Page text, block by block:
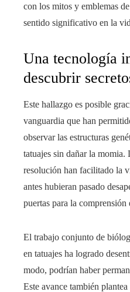
con los mitos y emblemas
sentido significativo en la
Una tecnología
descubrir
Este hallazgo es posible
vanguardia que han
observar las estructuras
tatuajes sin dañar la momia.
resolución han facilitado la
antes hubieran pasado
puertas para la comprensión
El trabajo conjunto de
en tatuajes ha logrado
modo, podrían haber
Este avance también